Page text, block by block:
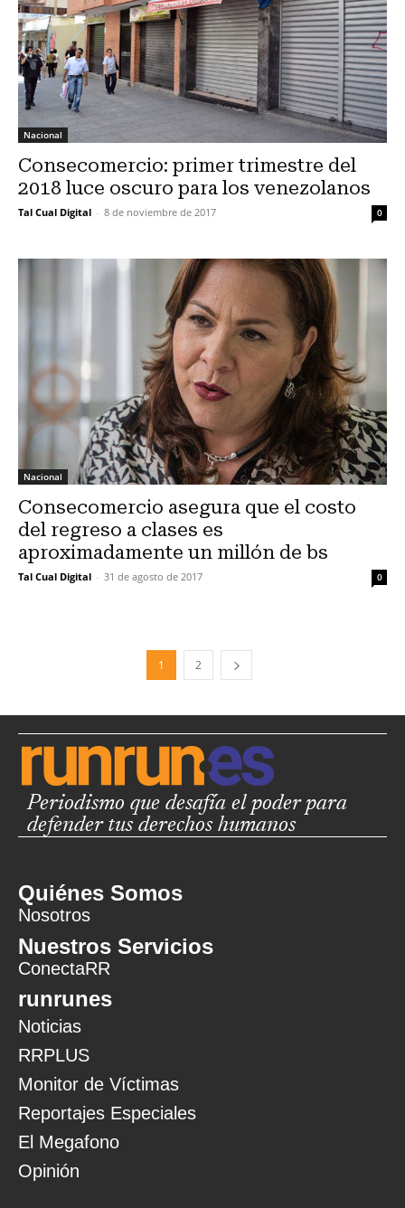
Nacional
Consecomercio: primer trimestre del
2018 luce oscuro para los venezolanos
Tal Cual Digital - 8 de noviembre de 2017 0
Nacional
Consecomercio asegura que el costo
del regreso a clases es
aproximadamente un millón de bs
Tal Cual Digital - 31 de agosto de 2017 0
1 2
Periodismo que desafía el poder para
defender tus derechos humanos
Quiénes Somos
Nosotros
Nuestros Servicios
ConectaRR
runrunes
Noticias
RRPLUS
Monitor de Víctimas
Reportajes Especiales
El Megafono
Opinión